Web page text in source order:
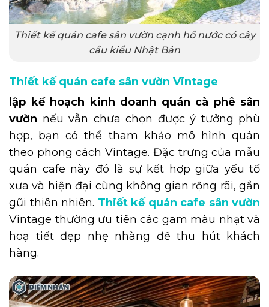
Thiết kế quán cafe sân vườn cạnh hồ nước có cây
cầu kiểu Nhật Bản
Thiết kế quán cafe sân vườn Vintage
lập kế hoạch kinh doanh quán cà phê sân
vườn nếu vẫn chưa chọn được ý tưởng phù
hợp, bạn có thể tham khảo mô hình quán
theo phong cách Vintage. Đặc trưng của mẫu
quán cafe này đó là sự kết hợp giữa yếu tố
xưa và hiện đại cùng không gian rộng rãi, gần
gũi thiên nhiên. Thiết kế quán cafe sân vườn
Vintage thường ưu tiên các gam màu nhạt và
hoạ tiết đẹp nhẹ nhàng để thu hút khách
hàng.